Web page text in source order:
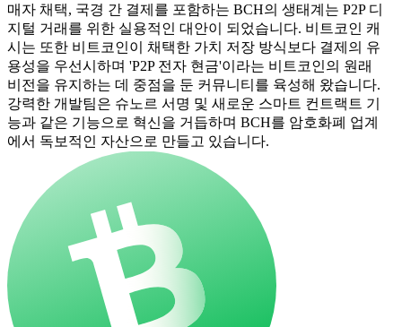
매자 채택, 국경 간 결제를 포함하는 BCH의 생태계는 P2P 디
지털 거래를 위한 실용적인 대안이 되었습니다. 비트코인 캐
시는 또한 비트코인이 채택한 가치 저장 방식보다 결제의 유
용성을 우선시하며 'P2P 전자 현금'이라는 비트코인의 원래
비전을 유지하는 데 중점을 둔 커뮤니티를 육성해 왔습니다.
강력한 개발팀은 슈노르 서명 및 새로운 스마트 컨트랙트 기
능과 같은 기능으로 혁신을 거듭하며 BCH를 암호화폐 업계
에서 독보적인 자산으로 만들고 있습니다.